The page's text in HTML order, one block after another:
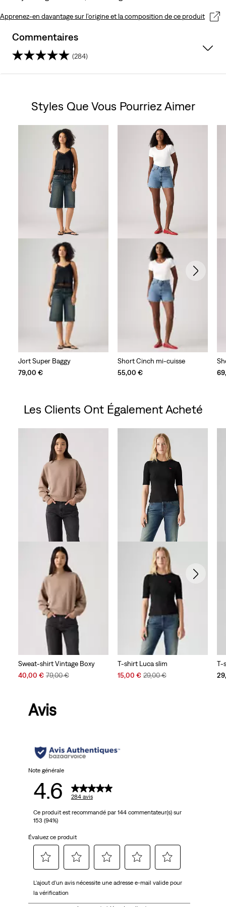
Apprenez-en davantage sur l’origine et la composition de ce produit
Commentaires
(284)
étoiles.
Styles Que Vous Pourriez Aimer
Jort Super Baggy
79,00 €
Short Cinch mi-cuisse
55,00 €
Les Clients Ont Également Acheté
Sweat-shirt Vintage Boxy
Sale
40,00 €Original
79,00 €
T-shirt Luca slim
Sale
15,00 € Original
29,00 €
T-
Avis
Note générale
4.6 284 avis
Ce produit est recommandé par 144 commentateur(s) sur
153 (94%)
Évaluez ce produit
pour
attribuer
pour
attribuer
pour
pour
pour
L'ajout d'un avis nécessite une adresse e-mail valide pour
la vérification